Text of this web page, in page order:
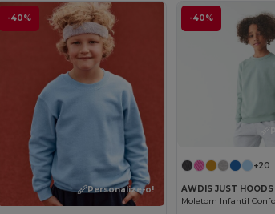
-40%
Personalize-o!
-40%
+20
AWDIS JUST